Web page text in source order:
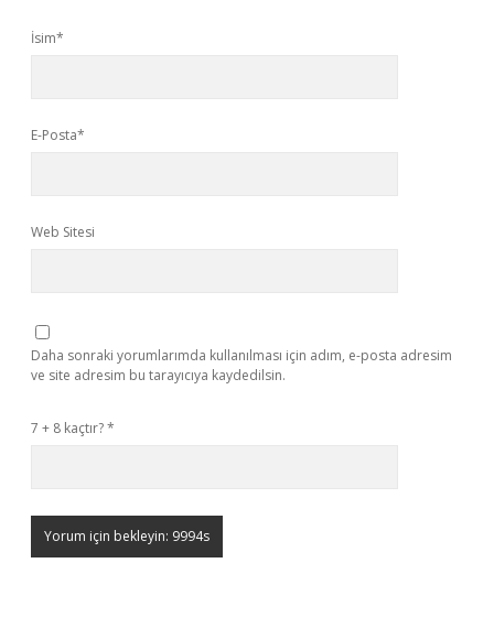
İsim*
E-Posta*
Web Sitesi
Daha sonraki yorumlarımda kullanılması için adım, e-posta adresim
ve site adresim bu tarayıcıya kaydedilsin.
7 + 8 kaçtır?*